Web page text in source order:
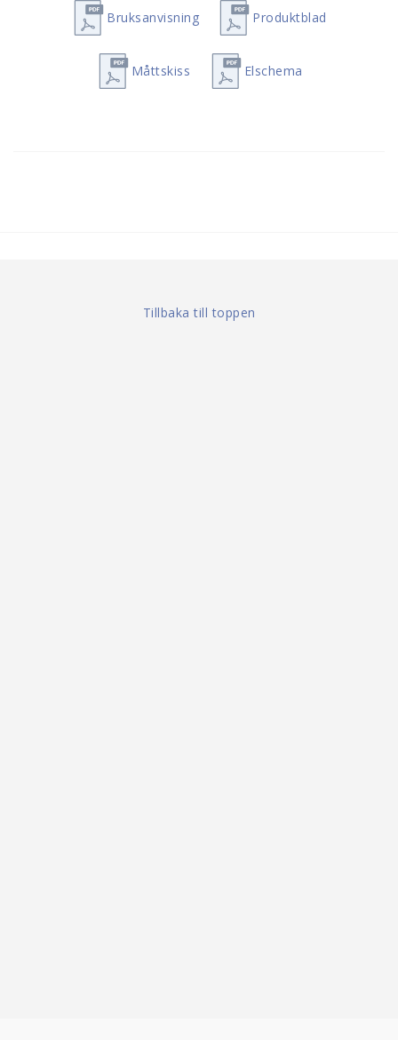
Bruksanvisning Produktblad
Måttskiss Elschema
Tillbaka till toppen